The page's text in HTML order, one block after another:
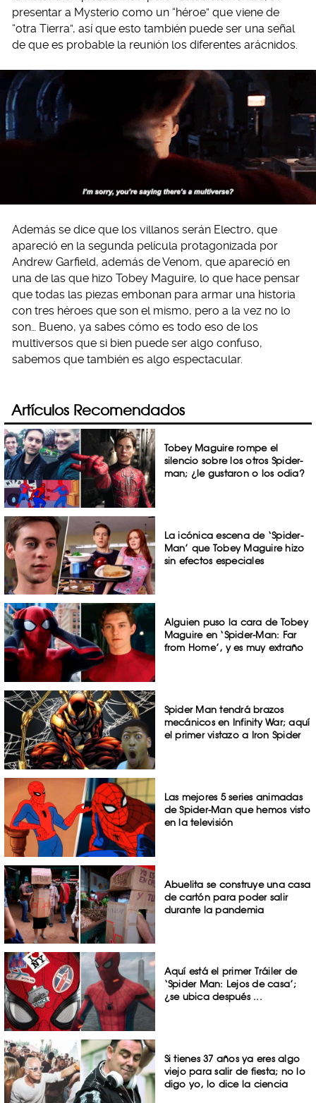
presentar a Mysterio como un “héroe” que viene de
“otra Tierra”, así que esto también puede ser una señal
de que es probable la reunión los diferentes arácnidos.
Además se dice que los villanos serán Electro, que
apareció en la segunda película protagonizada por
Andrew Garfield, además de Venom, que apareció en
una de las que hizo Tobey Maguire, lo que hace pensar
que todas las piezas embonan para armar una historia
con tres héroes que son el mismo, pero a la vez no lo
son… Bueno, ya sabes cómo es todo eso de los
multiversos que si bien puede ser algo confuso,
sabemos que también es algo espectacular.
Artículos Recomendados
Tobey Maguire rompe el
silencio sobre los otros Spider-
man; ¿le gustaron o los odia?
La icónica escena de ‘Spider-
Man’ que Tobey Maguire hizo
sin efectos especiales
Alguien puso la cara de Tobey
Maguire en ‘Spider-Man: Far
from Home’, y es muy extraño
Spider Man tendrá brazos
mecánicos en Infinity War; aquí
el primer vistazo a Iron Spider
Las mejores 5 series animadas
de Spider-Man que hemos visto
en la televisión
Abuelita se construye una casa
de cartón para poder salir
durante la pandemia
Aquí está el primer Tráiler de
‘Spider Man: Lejos de casa’;
¿se ubica después ...
Si tienes 37 años ya eres algo
viejo para salir de fiesta; no lo
digo yo, lo dice la ciencia